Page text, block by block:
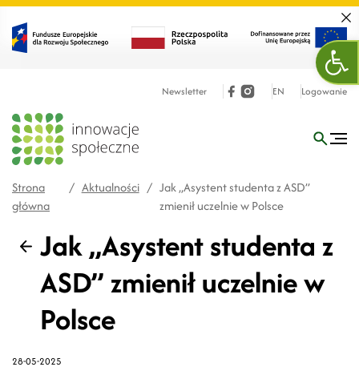
Newsletter EN Logowanie
Strona
główna
/ Aktualności / Jak „Asystent studenta z ASD”
zmienił uczelnie w Polsce
Wstecz
Jak „Asystent studenta z
ASD” zmienił uczelnie w
Polsce
28-05-2025